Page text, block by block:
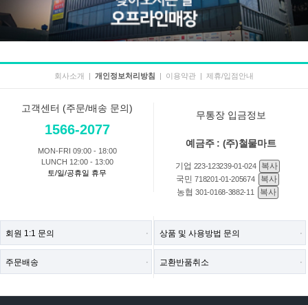
회사소개 | 개인정보처리방침 | 이용약관 | 제휴/입점안내
고객센터 (주문/배송 문의)
1566-2077
MON-FRI 09:00 - 18:00
LUNCH 12:00 - 13:00
토/일/공휴일 휴무
무통장 입금정보
예금주 : (주)철물마트
기업 223-123239-01-024
복사
국민718201-01-205674
복사
농협301-0168-3882-11 복사
회원 1:1 문의
주문배송
상품 및 사용방법 문의
교환반품취소